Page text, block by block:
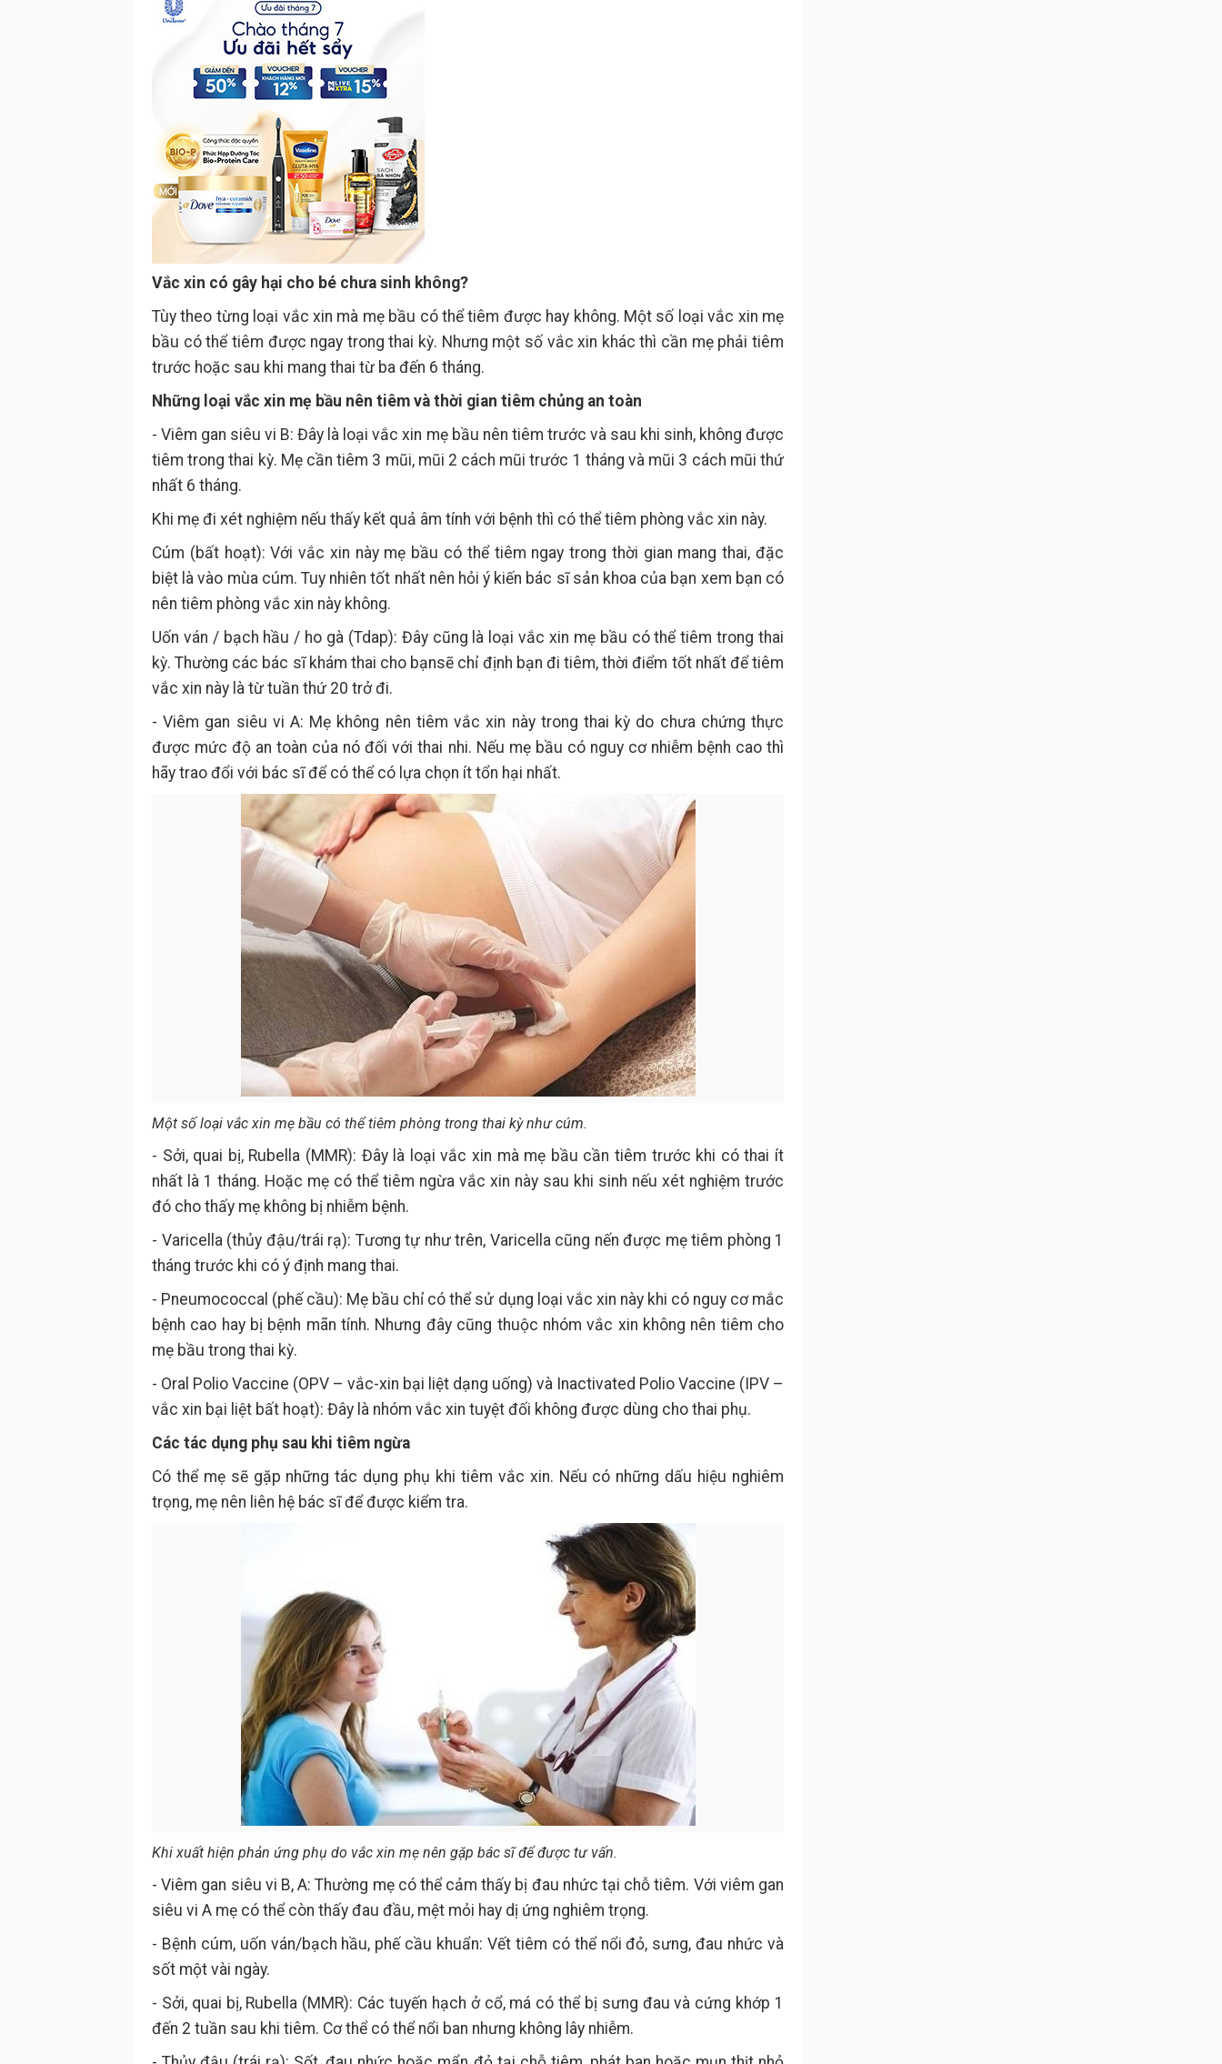
Vắc xin có gây hại cho bé chưa sinh không?
Tùy theo từng loại vắc xin mà mẹ bầu có thể tiêm được hay không. Một số loại vắc xin mẹ
bầu có thể tiêm được ngay trong thai kỳ. Nhưng một số vắc xin khác thì cần mẹ phải tiêm
trước hoặc sau khi mang thai từ ba đến 6 tháng.
Những loại vắc xin mẹ bầu nên tiêm và thời gian tiêm chủng an toàn
- Viêm gan siêu vi B: Đây là loại vắc xin mẹ bầu nên tiêm trước và sau khi sinh, không được
tiêm trong thai kỳ. Mẹ cần tiêm 3 mũi, mũi 2 cách mũi trước 1 tháng và mũi 3 cách mũi thứ
nhất 6 tháng.
Khi mẹ đi xét nghiệm nếu thấy kết quả âm tính với bệnh thì có thể tiêm phòng vắc xin này.
Cúm (bất hoạt): Với vắc xin này mẹ bầu có thể tiêm ngay trong thời gian mang thai, đặc
biệt là vào mùa cúm. Tuy nhiên tốt nhất nên hỏi ý kiến bác sĩ sản khoa của bạn xem bạn có
nên tiêm phòng vắc xin này không.
Uốn ván / bạch hầu / ho gà (Tdap): Đây cũng là loại vắc xin mẹ bầu có thể tiêm trong thai
kỳ. Thường các bác sĩ khám thai cho bạnsẽ chỉ định bạn đi tiêm, thời điểm tốt nhất để tiêm
vắc xin này là từ tuần thứ 20 trở đi.
- Viêm gan siêu vi A: Mẹ không nên tiêm vắc xin này trong thai kỳ do chưa chứng thực
được mức độ an toàn của nó đối với thai nhi. Nếu mẹ bầu có nguy cơ nhiễm bệnh cao thì
hãy trao đổi với bác sĩ để có thể có lựa chọn ít tổn hại nhất.
Một số loại vắc xin mẹ bầu có thể tiêm phòng trong thai kỳ như cúm.
- Sởi, quai bị, Rubella (MMR): Đây là loại vắc xin mà mẹ bầu cần tiêm trước khi có thai ít
nhất là 1 tháng. Hoặc mẹ có thể tiêm ngừa vắc xin này sau khi sinh nếu xét nghiệm trước
đó cho thấy mẹ không bị nhiễm bệnh.
- Varicella (thủy đậu/trái rạ): Tương tự như trên, Varicella cũng nến được mẹ tiêm phòng 1
tháng trước khi có ý định mang thai.
- Pneumococcal (phế cầu): Mẹ bầu chỉ có thể sử dụng loại vắc xin này khi có nguy cơ mắc
bệnh cao hay bị bệnh mãn tính. Nhưng đây cũng thuộc nhóm vắc xin không nên tiêm cho
mẹ bầu trong thai kỳ.
- Oral Polio Vaccine (OPV – vắc-xin bại liệt dạng uống) và Inactivated Polio Vaccine (IPV –
vắc xin bại liệt bất hoạt): Đây là nhóm vắc xin tuyệt đối không được dùng cho thai phụ.
Các tác dụng phụ sau khi tiêm ngừa
Có thể mẹ sẽ gặp những tác dụng phụ khi tiêm vắc xin. Nếu có những dấu hiệu nghiêm
trọng, mẹ nên liên hệ bác sĩ để được kiểm tra.
Khi xuất hiện phản ứng phụ do vắc xin mẹ nên gặp bác sĩ để được tư vấn.
- Viêm gan siêu vi B, A: Thường mẹ có thể cảm thấy bị đau nhức tại chỗ tiêm. Với viêm gan
siêu vi A mẹ có thể còn thấy đau đầu, mệt mỏi hay dị ứng nghiêm trọng.
- Bệnh cúm, uốn ván/bạch hầu, phế cầu khuẩn: Vết tiêm có thể nổi đỏ, sưng, đau nhức và
sốt một vài ngày.
- Sởi, quai bị, Rubella (MMR): Các tuyến hạch ở cổ, má có thể bị sưng đau và cứng khớp 1
đến 2 tuần sau khi tiêm. Cơ thể có thể nổi ban nhưng không lây nhiễm.